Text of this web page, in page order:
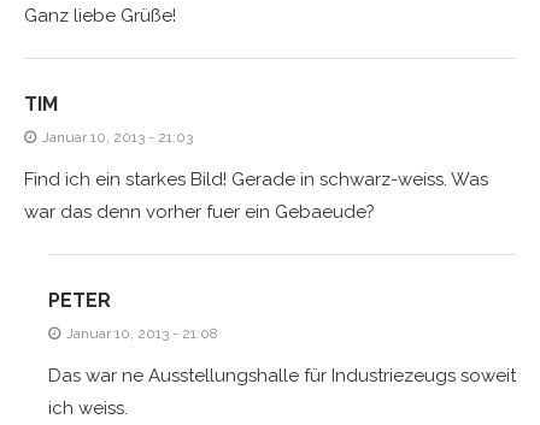
Ganz liebe Grüße!
TIM
Januar 10, 2013 - 21:03
Find ich ein starkes Bild! Gerade in schwarz-weiss. Was
war das denn vorher fuer ein Gebaeude?
PETER
Januar 10, 2013 - 21:08
Das war ne Ausstellungshalle für Industriezeugs soweit
ich weiss.